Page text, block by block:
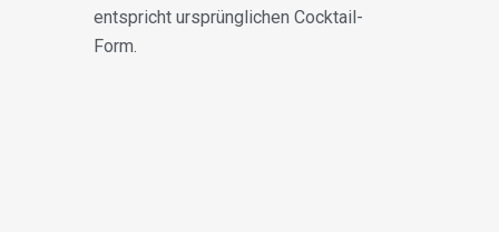
entspricht ursprünglichen Cocktail-
Form.